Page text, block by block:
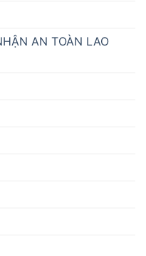
AN TOÀN LAO